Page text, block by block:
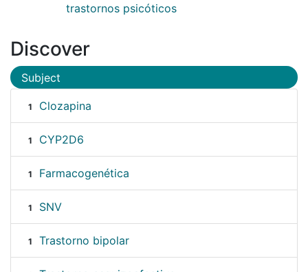
trastornos psicóticos
Discover
Subject
1 Clozapina
1 CYP2D6
1 Farmacogenética
1 SNV
1 Trastorno bipolar